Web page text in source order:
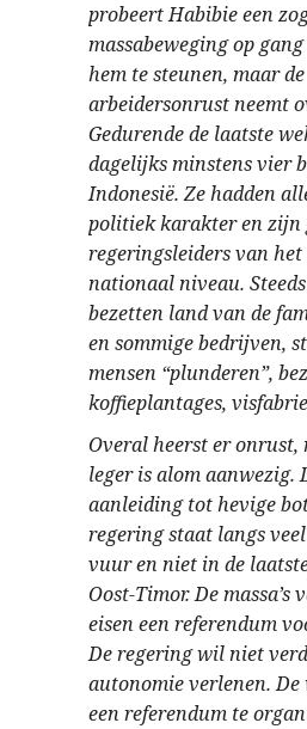
probeert Habibie een
massabeweging op
hem te steunen, maar de
arbeidersonrust neemt
Gedurende de laatste
dagelijks minstens vier
Indonesië. Ze hadden
politiek karakter en zijn
regeringsleiders van
nationaal niveau.
bezetten land van de
en sommige bedrijven,
mensen “plunderen”,
koffieplantages,
Overal heerst er onrust,
leger is alom aanwezig.
aanleiding tot hevige
regering staat langs
vuur en niet in de
Oost-Timor. De massa’s
eisen een referendum
De regering wil niet
autonomie verlenen.
een referendum te